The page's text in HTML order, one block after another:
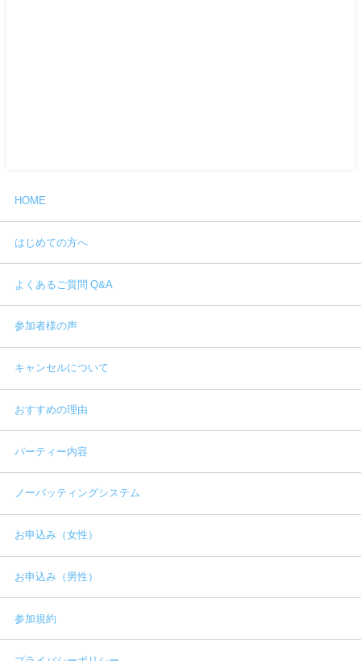
HOME
はじめての方へ
よくあるご質問 Q&A
参加者様の声
キャンセルについて
おすすめの理由
パーティー内容
ノーバッティングシステム
お申込み（女性）
お申込み（男性）
参加規約